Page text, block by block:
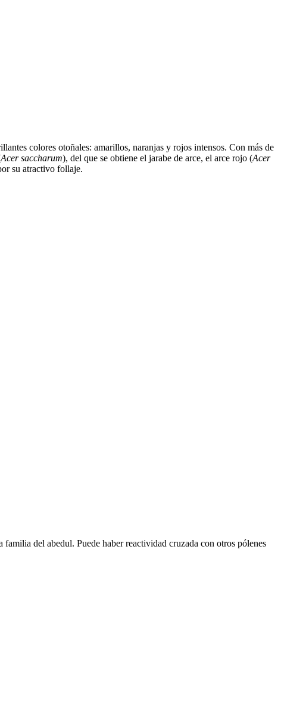
colores otoñales: amarillos, naranjas y rojos intensos. Con más de
Acer saccharum), del que se obtiene el jarabe de arce, el arce rojo (Acer
su atractivo follaje.
del abedul. Puede haber reactividad cruzada con otros pólenes